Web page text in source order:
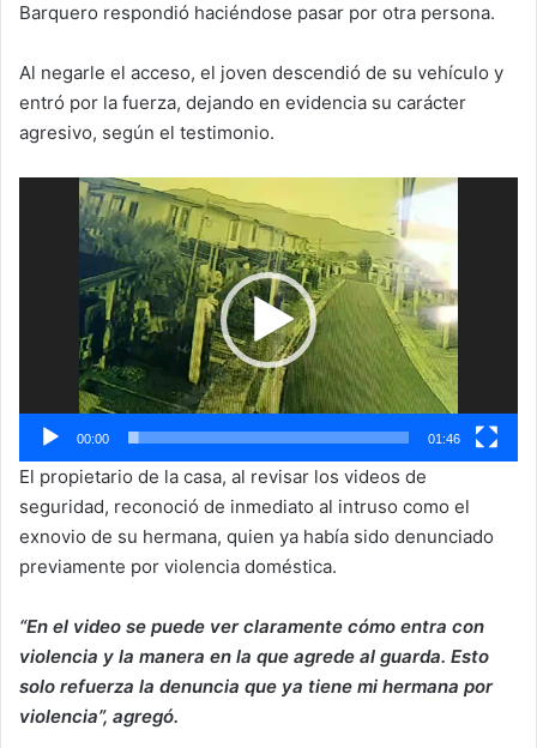
Barquero respondió haciéndose pasar por otra persona.
Al negarle el acceso, el joven descendió de su vehículo y
entró por la fuerza, dejando en evidencia su carácter
agresivo, según el testimonio.
Reproductor
00:00 01:46
El propietario de la casa, al revisar los videos de
seguridad, reconoció de inmediato al intruso como el
exnovio de su hermana, quien ya había sido denunciado
previamente por violencia doméstica.
“En el video se puede ver claramente cómo entra con
violencia y la manera en la que agrede al guarda. Esto
solo refuerza la denuncia que ya tiene mi hermana por
violencia”, agregó.